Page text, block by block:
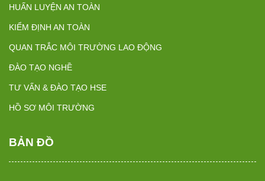
HUẤN LUYỆN AN TOÀN
KIỂM ĐỊNH AN TOÀN
QUAN TRẮC MÔI TRƯỜNG LAO ĐỘNG
ĐÀO TẠO NGHỀ
TƯ VẤN & ĐÀO TẠO HSE
HỒ SƠ MÔI TRƯỜNG
BẢN ĐỒ